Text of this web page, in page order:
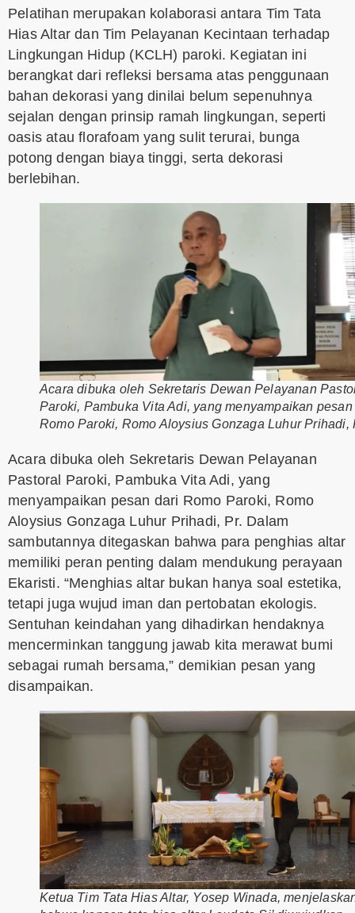
Pelatihan merupakan kolaborasi antara Tim Tata
Hias Altar dan Tim Pelayanan Kecintaan terhadap
Lingkungan Hidup (KCLH) paroki. Kegiatan ini
berangkat dari refleksi bersama atas penggunaan
bahan dekorasi yang dinilai belum sepenuhnya
sejalan dengan prinsip ramah lingkungan, seperti
oasis atau florafoam yang sulit terurai, bunga
potong dengan biaya tinggi, serta dekorasi
berlebihan.
Acara dibuka oleh Sekretaris Dewan Pelayanan
Paroki, Pambuka Vita Adi, yang menyampaikan
Romo Paroki, Romo Aloysius Gonzaga Luhur Prihadi,
Acara dibuka oleh Sekretaris Dewan Pelayanan
Pastoral Paroki, Pambuka Vita Adi, yang
menyampaikan pesan dari Romo Paroki, Romo
Aloysius Gonzaga Luhur Prihadi, Pr. Dalam
sambutannya ditegaskan bahwa para penghias altar
memiliki peran penting dalam mendukung perayaan
Ekaristi. “Menghias altar bukan hanya soal estetika,
tetapi juga wujud iman dan pertobatan ekologis.
Sentuhan keindahan yang dihadirkan hendaknya
mencerminkan tanggung jawab kita merawat bumi
sebagai rumah bersama,” demikian pesan yang
disampaikan.
Ketua Tim Tata Hias Altar, Yosep Winada,